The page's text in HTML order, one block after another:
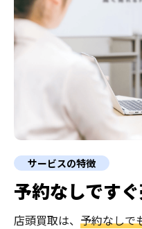
サービスの特徴
予約なしです
店頭買取は、 予約なしで